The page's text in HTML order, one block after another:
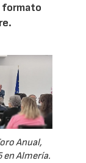
formato
Anual,
en Almería.